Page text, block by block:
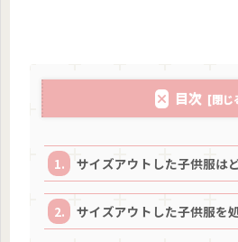
目次
サイズアウトした子供服は
サイズアウトした子供服を